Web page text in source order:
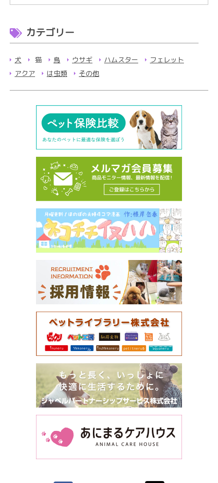
カテゴリー
犬 猫 鳥 ウサギ ハムスター
フェレット
アクア
は虫類 その他